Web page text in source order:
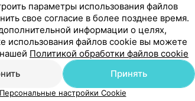
параметры использования файлов
свое согласие в более позднее время.
информации о целях,
использования файлов cookie вы можете
Политикой обработки файлов cookie
Принять
Персональные настройки Cookie